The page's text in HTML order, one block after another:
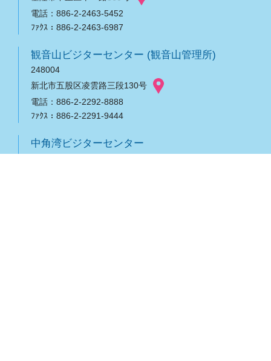
電話：886-2-2463-5452
ﾌｧｸｽ：886-2-2463-6987
観音山ビジターセンター (観音山管理所)
248004
新北市五股区凌雲路三段130号
電話：886-2-2292-8888
ﾌｧｸｽ：886-2-2291-9444
中角湾ビジターセンター